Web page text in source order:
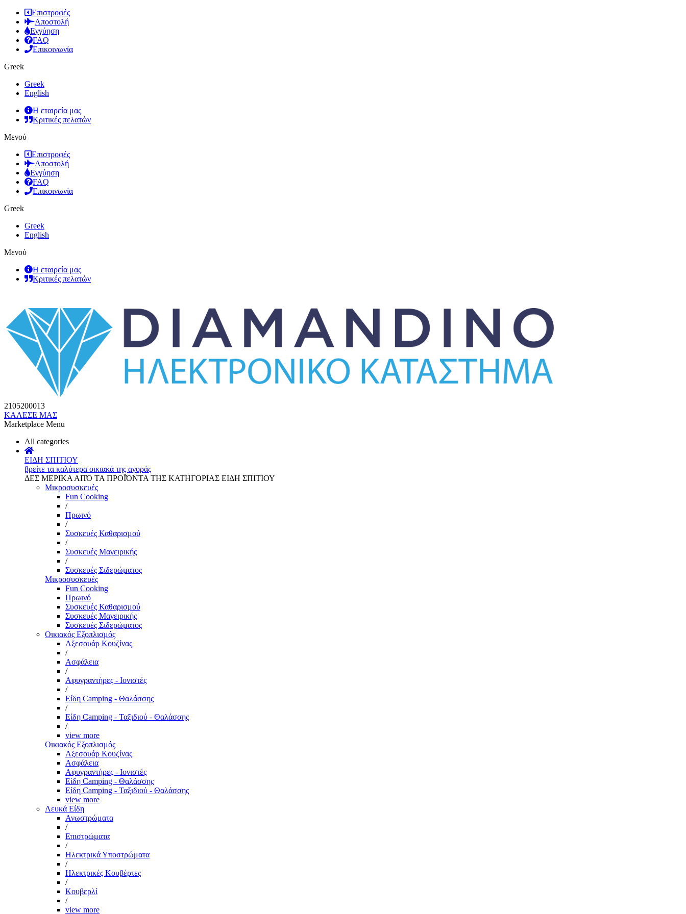
Επιστροφές
Αποστολή
Εγγύηση
FAQ
Επικοινωνία
Greek
Greek
English
Η εταιρεία μας
Κριτικές πελατών
Μενού
Επιστροφές
Αποστολή
Εγγύηση
FAQ
Επικοινωνία
Greek
Greek
English
Μενού
Η εταιρεία μας
Κριτικές πελατών
2105200013
ΚΑΛΕΣΕ ΜΑΣ
Marketplace Menu
All categories
ΕΙΔΗ ΣΠΙΤΙΟΥ
βρείτε τα καλύτερα οικιακά της αγοράς
ΔΕΣ ΜΕΡΙΚΑ ΑΠΌ ΤΑ ΠΡΟΪΌΝΤΑ ΤΗΣ ΚΑΤΗΓΟΡΙΑΣ ΕΙΔΗ ΣΠΙΤΙΟΥ
Μικροσυσκευές
Fun Cooking
/
Πρωινό
/
Συσκευές Καθαρισμού
/
Συσκευές Μαγειρικής
/
Συσκευές Σιδερώματος
Μικροσυσκευές
Fun Cooking
Πρωινό
Συσκευές Καθαρισμού
Συσκευές Μαγειρικής
Συσκευές Σιδερώματος
Οικιακός Εξοπλισμός
Αξεσουάρ Κουζίνας
/
Ασφάλεια
/
Αφυγραντήρες - Ιονιστές
/
Είδη Camping - Θαλάσσης
/
Είδη Camping - Ταξιδιού - Θαλάσσης
/
view more
Οικιακός Εξοπλισμός
Αξεσουάρ Κουζίνας
Ασφάλεια
Αφυγραντήρες - Ιονιστές
Είδη Camping - Θαλάσσης
Είδη Camping - Ταξιδιού - Θαλάσσης
view more
Λευκά Είδη
Ανωστρώματα
/
Επιστρώματα
/
Ηλεκτρικά Υποστρώματα
/
Ηλεκτρικές Κουβέρτες
/
Κουβερλί
/
view more